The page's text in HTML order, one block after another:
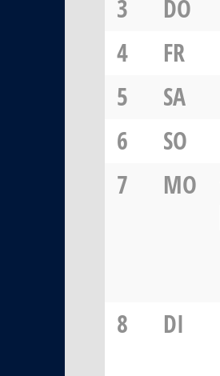
3
DO
4
FR
5
SA
6
SO
7
MO
8 DI